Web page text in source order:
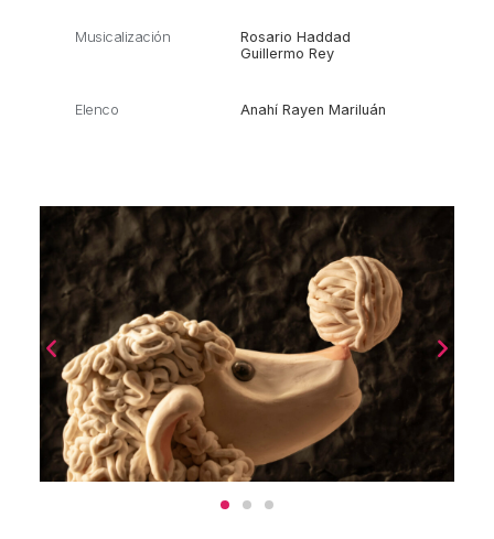
Musicalización
Rosario Haddad
Guillermo Rey
Elenco Anahí Rayen Mariluán